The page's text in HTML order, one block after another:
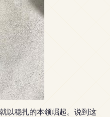
以稳扎的本领崛起。说到这